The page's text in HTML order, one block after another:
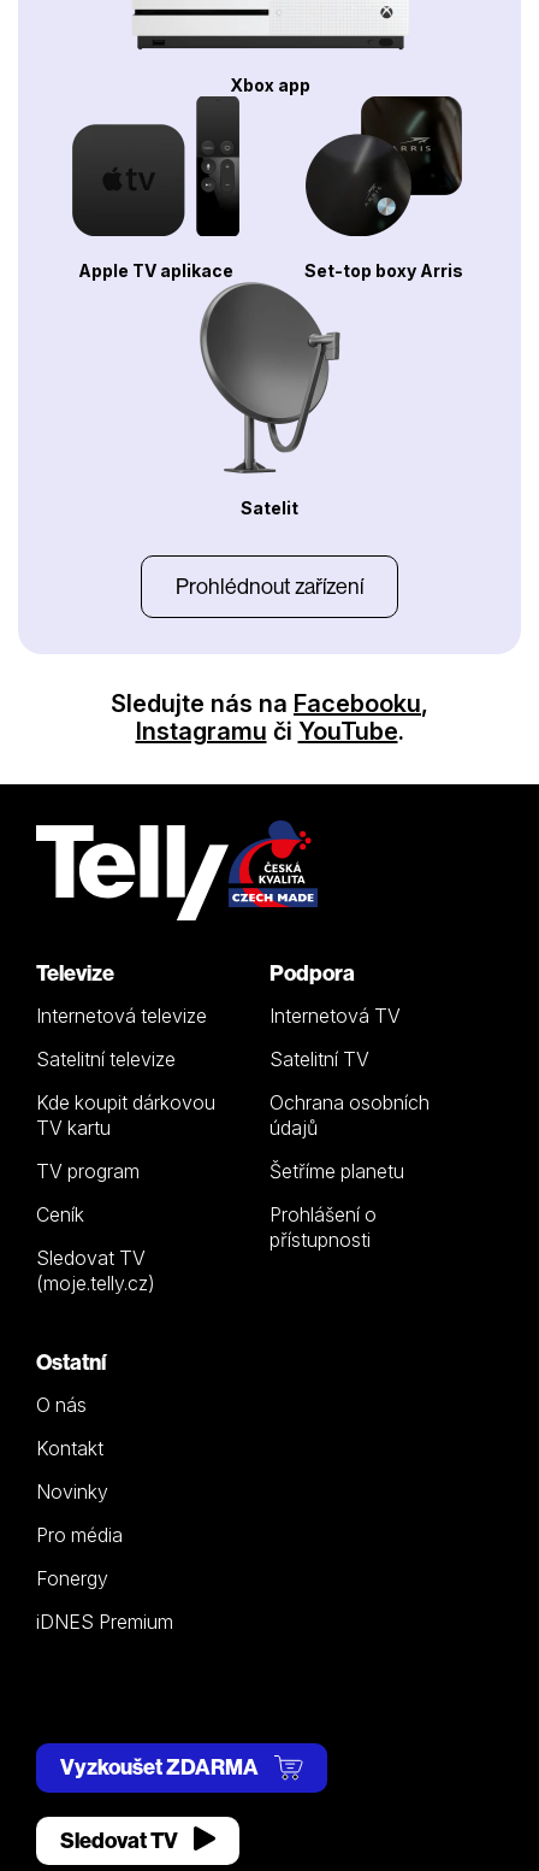
Xbox app
Apple TV aplikace Set-top boxy Arris
Satelit
Prohlédnout zařízení
Sledujte nás na Facebooku,
Instagramu či YouTube.
Televize
Internetová televize
Satelitní televize
Kde koupit dárkovou
TV kartu
TV program
Ceník
Sledovat TV
(moje.telly.cz)
Podpora
Internetová TV
Satelitní TV
Ochrana osobních
údajů
Šetříme planetu
Prohlášení o
přístupnosti
Ostatní
O nás
Kontakt
Novinky
Pro média
Fonergy
iDNES Premium
Vyzkoušet ZDARMA
Sledovat TV